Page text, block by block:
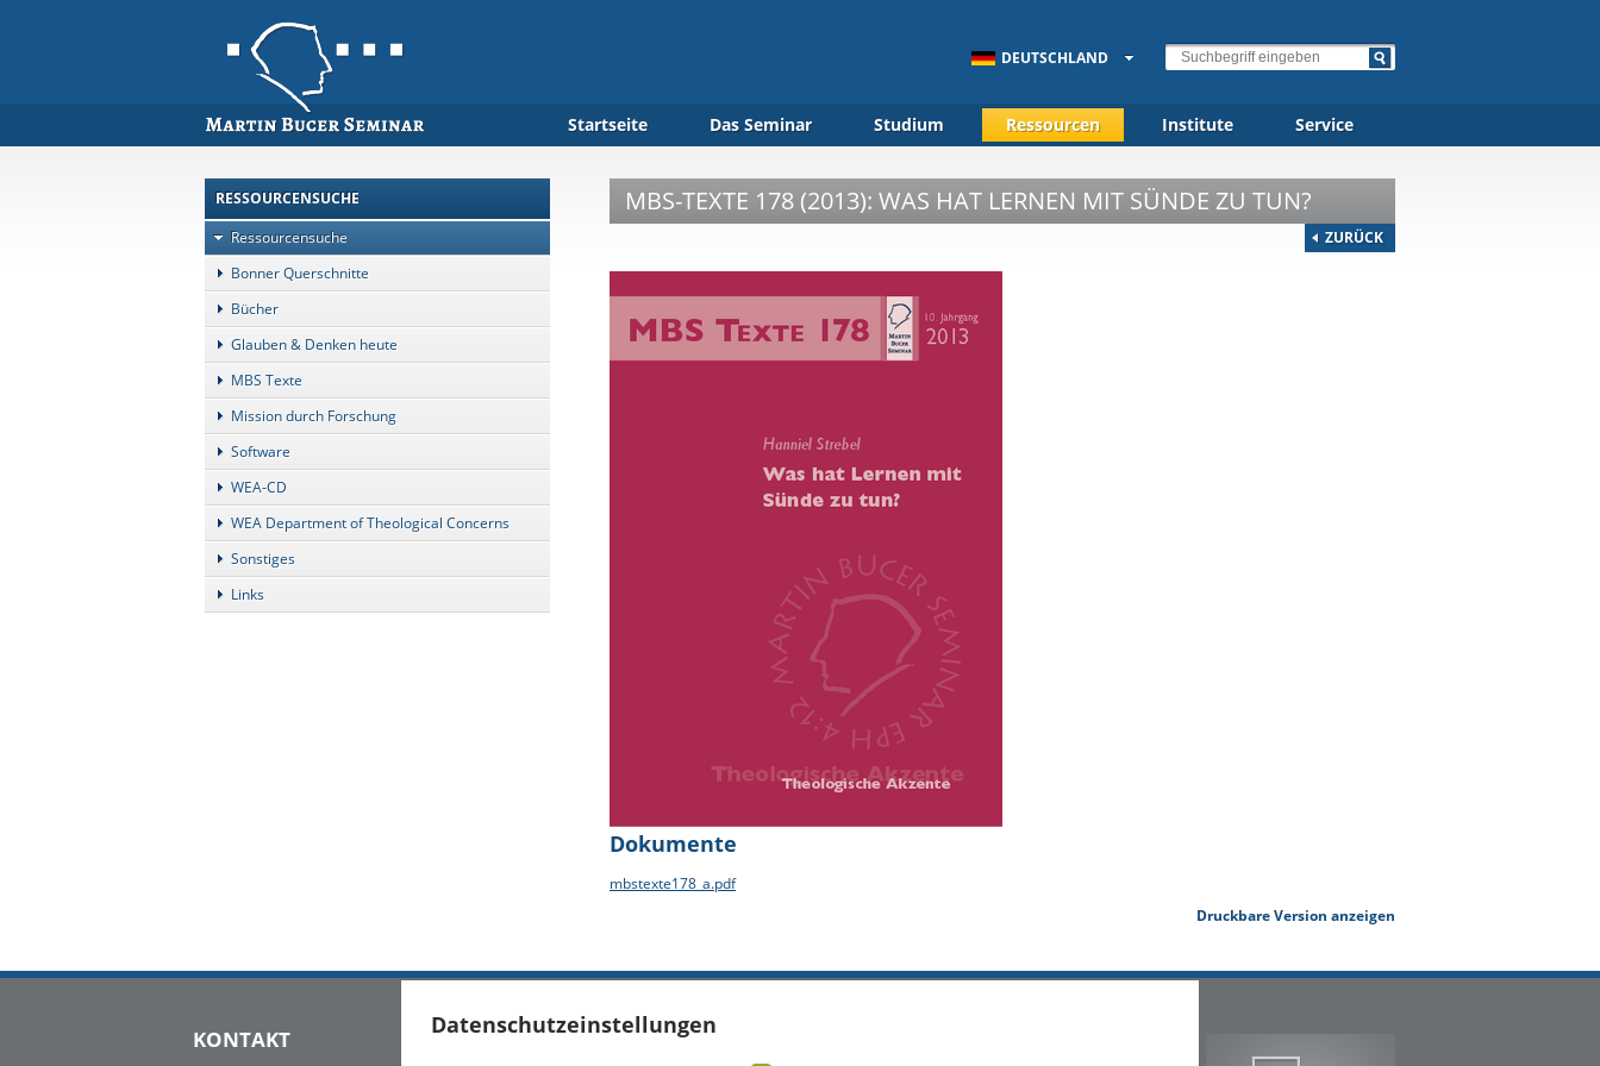
DEUTSCHLAND
Startseite Das Seminar Studium Ressourcen Institute Service
RESSOURCENSUCHE
Ressourcensuche
Bonner Querschnitte
Bücher
Glauben & Denken heute
MBS Texte
Mission durch Forschung
Software
WEA-CD
WEA Department of Theological Concerns
Sonstiges
Links
MBS-TEXTE 178 (2013): WAS HAT LERNEN MIT SÜNDE ZU TUN?
ZURÜCK
Dokumente
mbstexte178_a.pdf
Druckbare Version anzeigen
KONTAKT NEWSLETTER
Datenschutzeinstellungen